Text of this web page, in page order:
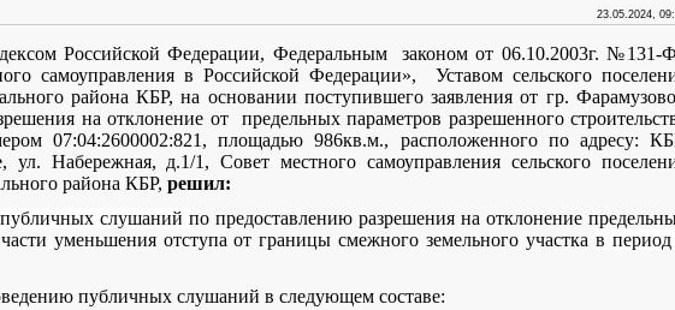
23.05.2024,
Российской Федерации, Федеральным законом от 06.10.2003г. №131-
самоуправления в Российской Федерации», Уставом сельского
района КБР, на основании поступившего заявления от гр.
на отклонение от предельных параметров разрешенного
07:04:2600002:821, площадью 986кв.м., расположенного по адресу:
Набережная, д.1/1, Совет местного самоуправления сельского
района КБР, решил:
публичных слушаний по предоставлению разрешения на отклонение
уменьшения отступа от границы смежного земельного участкав
публичных слушаний в следующем составе: